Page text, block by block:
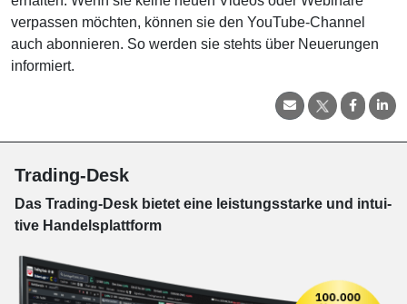
verpassen möchten, können sie den YouTube-Channel
auch abonnieren. So werden sie stehts über Neuerungen
informiert.
Trading-Desk
Das Trading-Desk bie­tet eine leis­tungs­star­ke und in­tui­
tive Han­dels­platt­form